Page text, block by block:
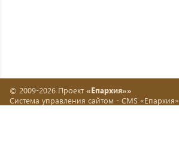
© 2009-2026 Проект «Епархия»»
Система управления сайтом - CMS «Епархия»